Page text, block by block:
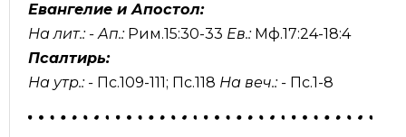
Евангелие и Апостол:
На лит.: -Ап.: Рим.15:30-33 Ев.: Мф.17:24-18:4
Псалтирь:
На утр.: - Пс.109-111 ; Пс.118 На веч.: - Пс.1-8